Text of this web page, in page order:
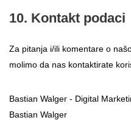
10. Kontakt podaci
Za pitanja i/ili komentare o
molimo da nas kontaktirate
Bastian Walger - Digital
Bastian Walger